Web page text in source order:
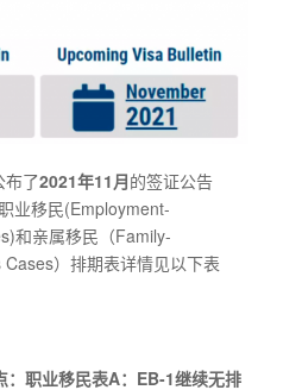
布了2021年11月的签证公告
业移民(Employment-
和亲属移民（Family-
）排期表详情见以下表
：职业移民表A：EB-1继续无排